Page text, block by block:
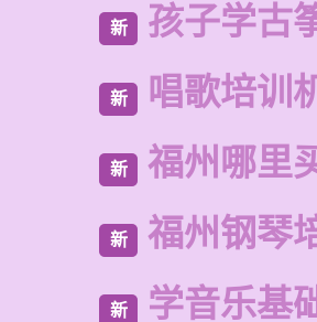
新 孩子学古
新 唱歌培训
新 福州哪里
新 福州钢琴
新 学音乐基